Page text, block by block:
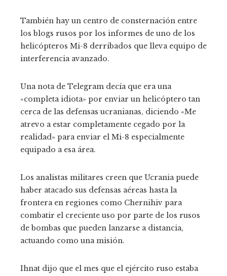
También hay un centro de consternación entre
los blogs rusos por los informes de uno de los
helicópteros Mi-8 derribados que lleva equipo de
interferencia avanzado.
Una nota de Telegram decía que era una
«completa idiota» por enviar un helicóptero tan
cerca de las defensas ucranianas, diciendo «Me
atrevo a estar completamente cegado por la
realidad» para enviar el Mi-8 especialmente
equipado a esa área.
Los analistas militares creen que Ucrania puede
haber atacado sus defensas aéreas hasta la
frontera en regiones como Chernihiv para
combatir el creciente uso por parte de los rusos
de bombas que pueden lanzarse a distancia,
actuando como una misión.
Ihnat dijo que el mes que el ejército ruso estaba